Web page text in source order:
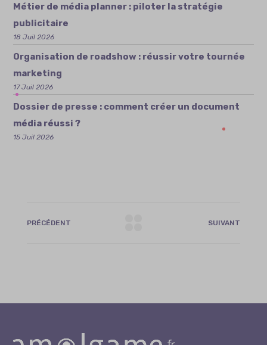
Métier de média planner : piloter la stratégie
publicitaire
18 Juil 2026
Organisation de roadshow : réussir votre tournée
marketing
17 Juil 2026
Dossier de presse : comment créer un document
média réussi ?
15 Juil 2026
PRÉCÉDENT SUIVANT